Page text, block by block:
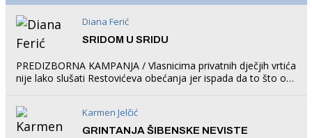
Diana Ferić
SRIDOM U SRIDU
PREDIZBORNA KAMPANJA / Vlasnicima privatnih dječjih vrtića
nije lako slušati Restovićeva obećanja jer ispada da to što oni
Karmen Jelčić
GRINTANJA ŠIBENSKE NEVISTE